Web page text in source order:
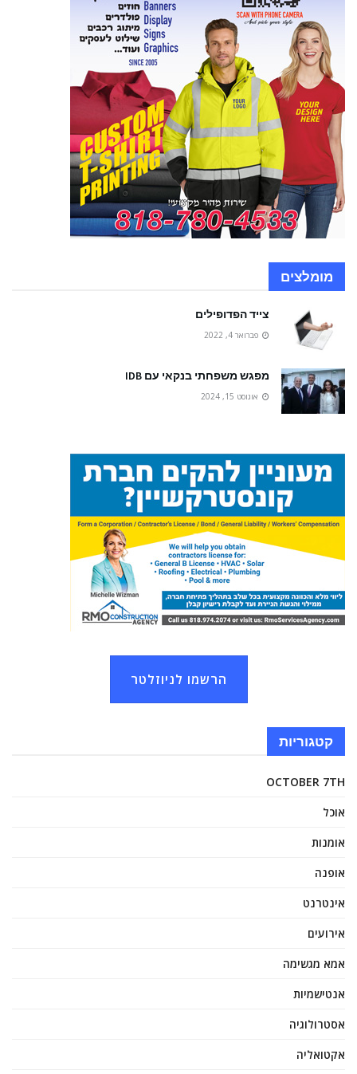
מומלצים
צייד הפדופילים
פברואר 4, 2022
מפגש משפחתי בנקאי עם IDB
אוגוסט 15, 2024
הרשמו לניוזלטר
קטגוריות
OCTOBER 7TH
אוכל
אומנות
אופנה
אינטרנט
אירועים
אמא מגשימה
אנטישמיות
אסטרולוגיה
אקטואליה